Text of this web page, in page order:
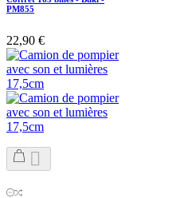
PM855
22,90 €
